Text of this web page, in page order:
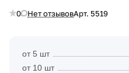
0 Нет отзывовАрт. 5519
от 5 шт
от 10 шт